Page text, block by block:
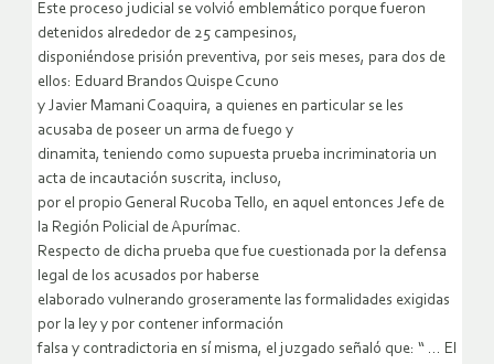
Este proceso judicial se volvió emblemático porque fueron
detenidos alrededor de 25 campesinos,
disponiéndose prisión preventiva, por seis meses, para dos de
ellos: Eduard Brandos Quispe Ccuno
y Javier Mamani Coaquira, a quienes en particular se les
acusaba de poseer un arma de fuego y
dinamita, teniendo como supuesta prueba incriminatoria un
acta de incautación suscrita, incluso,
por el propio General Rucoba Tello, en aquel entonces Jefe de
la Región Policial de Apurímac.
Respecto de dicha prueba que fue cuestionada por la defensa
legal de los acusados por haberse
elaborado vulnerando groseramente las formalidades exigidas
por la ley y por contener información
falsa y contradictoria en sí misma, el juzgado señaló que: “ … El